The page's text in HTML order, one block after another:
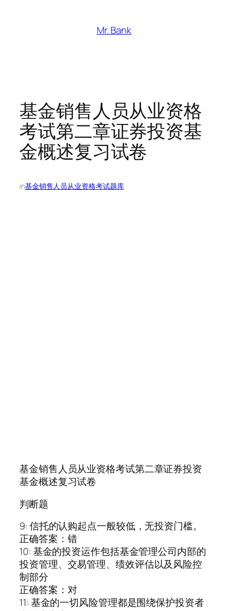
Mr. Bank
基金销售人员从业资格
考试第二章证券投资基
金概述复习试卷
in基金销售人员从业资格考试题库
基金销售人员从业资格考试第二章证券投资
基金概述复习试卷
判断题
9: 信托的认购起点一般较低，无投资门槛。
正确答案：错
10: 基金的投资运作包括基金管理公司内部的
投资管理、交易管理、绩效评估以及风险控
制部分
正确答案：对
11: 基金的一切风险管理都是围绕保护投资者